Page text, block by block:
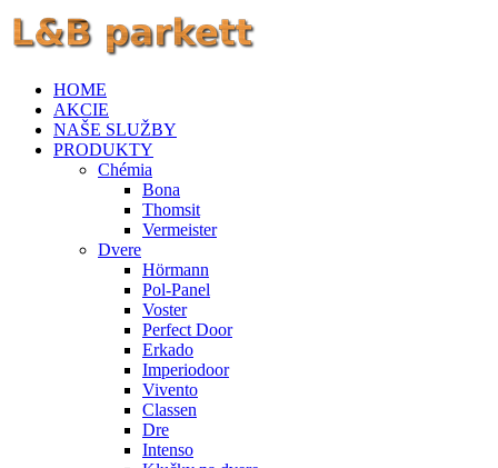
HOME
AKCIE
NAŠE SLUŽBY
PRODUKTY
Chémia
Bona
Thomsit
Vermeister
Dvere
Hörmann
Pol-Panel
Voster
Perfect Door
Erkado
Imperiodoor
Vivento
Classen
Dre
Intenso